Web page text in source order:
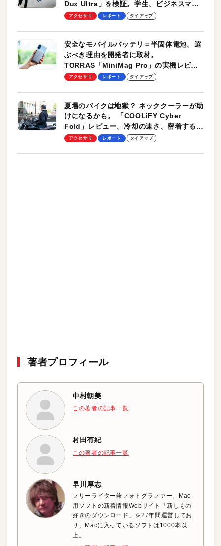
Dux Ultra」を検証。学生、ビジネスマン
のモバイルユースに最適！
アクセサリ レポート タイアップ
安全なモバイルバッテリ＝半固体電池。選
ぶべき理由を開発者に取材。
TORRAS「MiniMag Pro」の実機レビュ
ーも
アクセサリ レポート タイアップ
夏場のバイクは地獄？ ネッククーラーが助
けになるかも。 「COOLiFY Cyber
Fold」レビュー。冷却の速さ、密着する冷
却プレート、シンプルな操作性がグッド！
アクセサリ レポート タイアップ
著者プロフィール
中村朝美
この著者の記事一覧
村田有紀
この著者の記事一覧
早川厚志
フリーライター兼フォトグラファー。Mac
用ソフトの新着情報Webサイト「新しもの
好きのダウンロード」を27年間運営してお
り、Macに入っているソフトは1000本以
上。